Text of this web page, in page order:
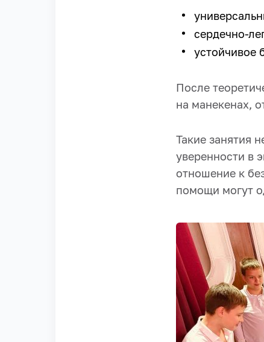
сердечно-
устойчивое
После
на манекенах,
Такие занятия
уверенности в
отношение к
помощи могут